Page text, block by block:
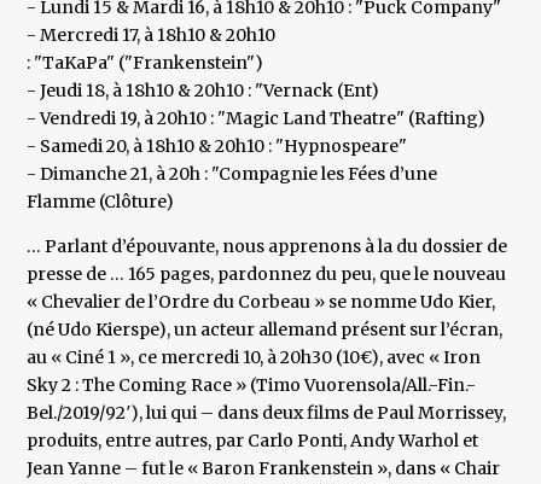
- Lundi 15 & Mardi 16, à 18h10 & 20h10 : "Puck Company"
- Mercredi 17, à 18h10 & 20h10
: "TaKaPa" ("Frankenstein")
- Jeudi 18, à 18h10 & 20h10 : "Vernack (Ent)
- Vendredi 19, à 20h10 : "Magic Land Theatre" (Rafting)
- Samedi 20, à 18h10 & 20h10 : "Hypnospeare"
- Dimanche 21, à 20h : "Compagnie les Fées d’une
Flamme (Clôture)
… Parlant d’épouvante, nous apprenons à la du dossier de
presse de … 165 pages, pardonnez du peu, que le nouveau
« Chevalier de l’Ordre du Corbeau » se nomme Udo Kier,
(né Udo Kierspe), un acteur allemand présent sur l’écran,
au « Ciné 1 », ce mercredi 10, à 20h30 (10€), avec « Iron
Sky 2 : The Coming Race » (Timo Vuorensola/All.-Fin.-
Bel./2019/92′), lui qui – dans deux films de Paul Morrissey,
produits, entre autres, par Carlo Ponti, Andy Warhol et
Jean Yanne – fut le « Baron Frankenstein », dans « Chair